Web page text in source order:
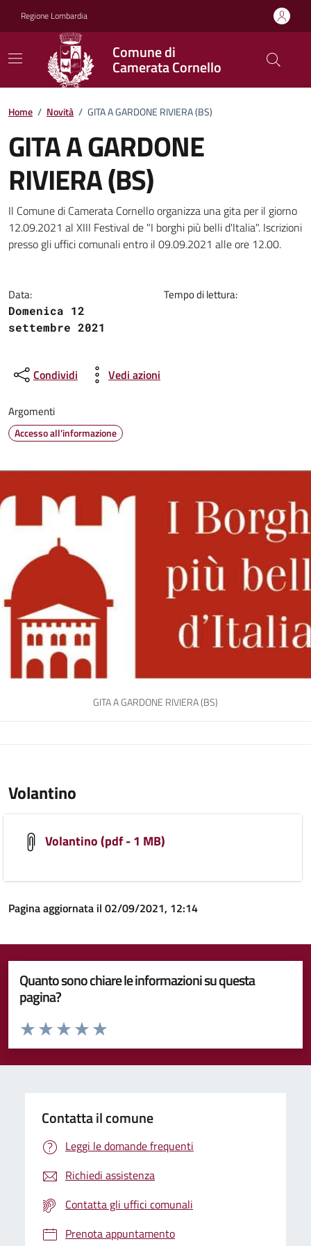
Regione Lombardia
Comune di
Camerata Cornello
Home / Novità / GITA A GARDONE RIVIERA (BS)
GITA A GARDONE
RIVIERA (BS)
Dettagli della notizia
Il Comune di Camerata Cornello organizza una gita per il giorno
12.09.2021 al XIII Festival de "I borghi più belli d'Italia". Iscrizioni
presso gli uffici comunali entro il 09.09.2021 alle ore 12.00.
Data:
Domenica 12
settembre 2021
Tempo di lettura:
Condividi Vedi azioni
Argomenti
Accesso all'informazione
GITA A GARDONE RIVIERA (BS)
Volantino
Volantino (pdf - 1 MB)
Pagina aggiornata il 02/09/2021, 12:14
Quanto sono chiare le informazioni su questa
pagina?
Valuta da 1 a 5 stelle la pagina
Valuta 5 stelle su 5
Valuta 4 stelle su 5
Valuta 3 stelle su 5
Valuta 2 stelle su 5
Valuta 1 stelle su 5
Contatta il comune
Leggi le domande frequenti
Richiedi assistenza
Contatta gli uffici comunali
Prenota appuntamento